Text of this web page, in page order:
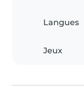
Langues
Jeux